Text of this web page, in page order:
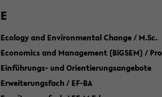
E
Ecology and Environmental Change / M.Sc.
Economics and Management (BiGSEM) /
Einführungs- und Orientierungsangebote
Erweiterungsfach / EF-BA